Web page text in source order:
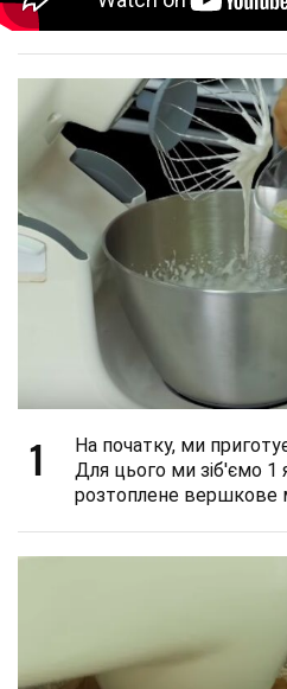
1
На початку, ми
Для цього ми зіб'ємо 1
розтоплене вершкове